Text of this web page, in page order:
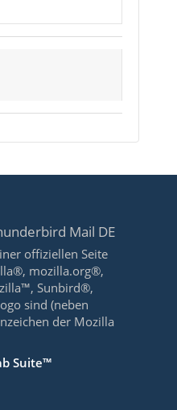
Mail DE
offiziellen Seite
mozilla.org®,
Sunbird®,
sind (neben
der Mozilla
Suite™